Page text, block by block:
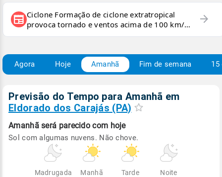
newspaper Ciclone Formação de ciclone extratropical
provoca tornado e ventos acima de 100 km/h
no RS
arrow_forward
Agora Hoje Amanhã Fim de semana 15
Previsão do Tempo para Amanhã em
Eldorado dos Carajás (PA)
Amanhã será parecido com hoje
Sol com algumas nuvens. Não chove.
Madrugada Manhã Tarde Noite